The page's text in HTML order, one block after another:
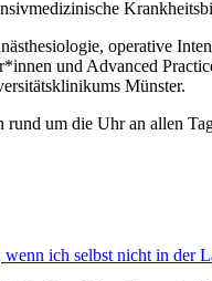
operative
und Advanced
Münster.
um die Uhr an allen
ich selbst nicht in der